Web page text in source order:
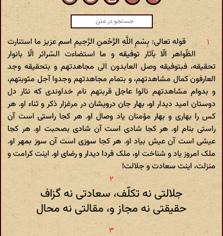
قوله تعالی: بِسْمِ اللَّهِ الرَّحْمنِ الرَّحِیمِ اسم عزیز ما استنارت
الظّواهر الّا بآثار توفیقه و ما استضاءت السّرائر الّا بانوار
تحقیقه، فبتوفیقه وصل العابدون الی مجاهدتهم و بتحقیقه وجد
العارفون کمال مشاهدتهم، و بتمام مجاهدتهم وجدوا آجل مثوبتهم،
و بدوام مشاهدتهم نالوا عاجل قربتهم نام خداوندی که نثار دل
دوستان امید دیدار او، بهار جان درویشان در مرغزار ذکر و ثناء او. هر
کس را بهاری و بهار مؤمنان یاد وصال او. هر کجا راستی است آن
راستی بنام او. هر کجا شادی است آن شادی بصحبت او. هر کجا
عیشی است آن عیش بیاد او. هر کجا سوزی است آن سوز بمهر او.
ملک امروز یاد و شناخت او، ملک فردا دیدار و رضای او. اینت کرامت و
منزلت، اینت سعادت و جلالت!
جلالتی نه تکلّف، سعادتی نه گزاف
حقیقتی نه مجاز و، مقالتی نه محال‌